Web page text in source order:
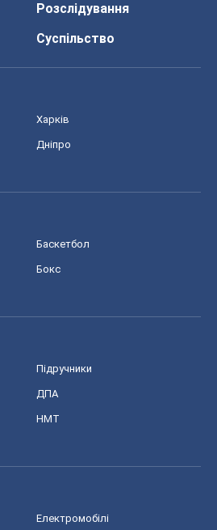
Розслідування
Суспільство
Харків
Дніпро
Баскетбол
Бокс
Підручники
ДПА
НМТ
Електромобілі